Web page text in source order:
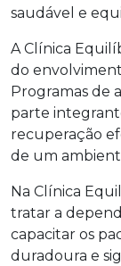
saudável e
A Clínica
do
Programas de
parte
recuperação
de um
Na Clínica
tratar a
capacitar os
duradoura e